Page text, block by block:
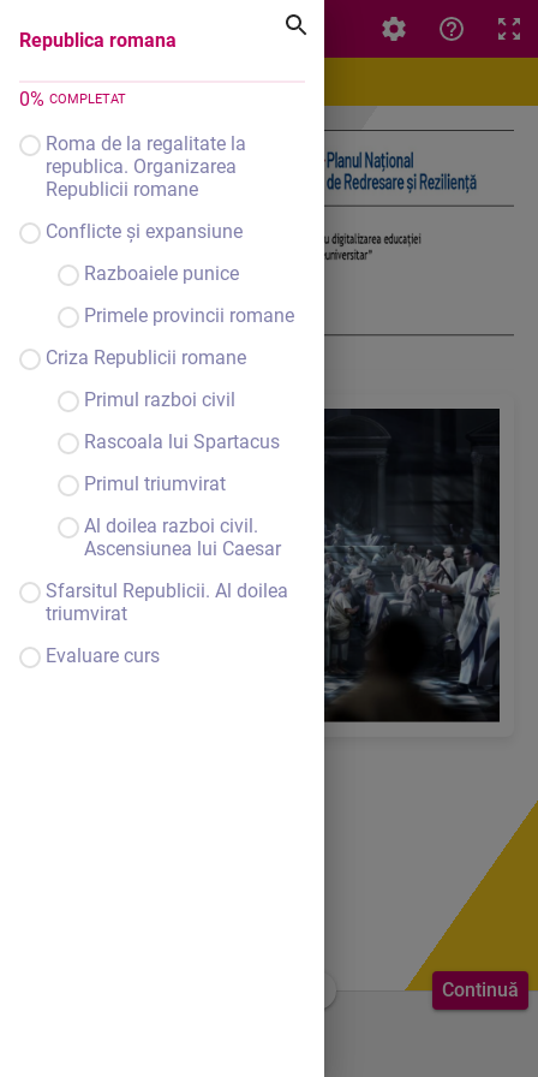
Republica romana
0% COMPLETAT
Roma de la regalitate la
republica. Organizarea
Republicii romane
Conflicte și expansiune
Razboaiele punice
Primele provincii romane
Criza Republicii romane
Primul razboi civil
Rascoala lui Spartacus
Primul triumvirat
Al doilea razboi civil.
Ascensiunea lui Caesar
Sfarsitul Republicii. Al doilea
triumvirat
Evaluare curs
Continuă
Republica romana